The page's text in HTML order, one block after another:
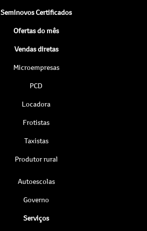
Seminovos Certificados
Ofertas do mês
Vendas diretas
Microempresas
PCD
Locadora
Frotistas
Taxistas
Produtor rural
Autoescolas
Governo
Serviços